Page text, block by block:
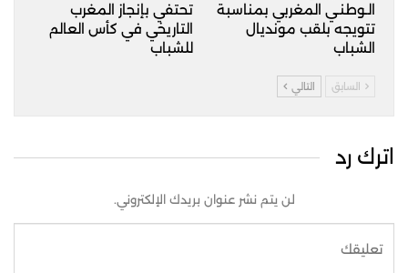
الأمد): غالباً أرخص من المفروش، وتبدأ الشقق
المتوسطة من 2500 إلى 4500 درهم في المناطق
القريبة من وسط المدينة. كراء يومي (مفروش): تبدأ
الـوطنـي المغربي بمناسبة
تتويجه بلقب مونديال
الشباب
تحتفي بإنجاز المغرب
التاريخي في كأس العالم
للشباب
السابق التالي
اترك رد
لن يتم نشر عنوان بريدك الإلكتروني.